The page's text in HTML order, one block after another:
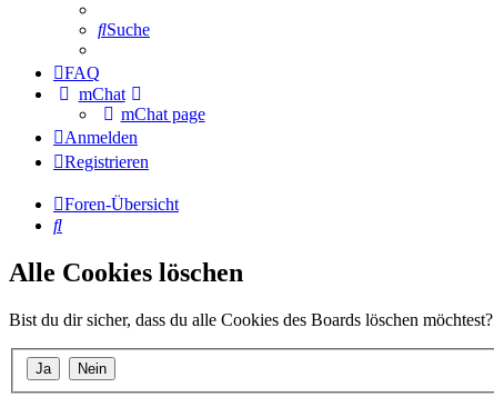
Suche
FAQ
mChat
mChat page
Anmelden
Registrieren
Foren-Übersicht
Suche
Alle Cookies löschen
Bist du dir sicher, dass du alle Cookies des Boards löschen möchtest?